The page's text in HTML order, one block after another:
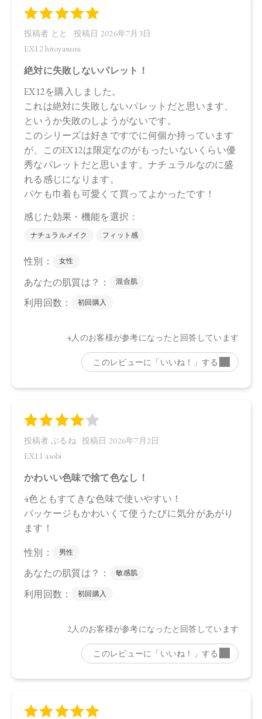
油、酢酸セルロース、ホウケイ酸（Ｃａ／Ａｌ）、ラウリン
酸亜鉛、ポリグリセリル－３ポリジメチルシロキシエチルジ
メチコン、ホウケイ酸（Ｃａ／Ｎａ）、シリカ、酸化スズ、
トコフェロール、アルガニアスピノサ核油、オプンチアフィ
ズマリー葉エキス、マイカ、酸化鉄、酸化チタン、水酸化Ａ
ｌ、合成フルオロフロゴパイト、グンジョウ、赤２２６
・EX12
タルク、トリエチルヘキサノイン、ホウケイ酸（Ｃａ／Ａ
ｌ）、ラウリン酸イソアミル、リンゴ酸ジイソステアリル、
イソステアリン酸水添ヒマシ油、酢酸セルロース、ラウリン
酸亜鉛、ポリグリセリル－３ポリジメチルシロキシエチルジ
メチコン、シリカ、酸化スズ、トコフェロール、アルガニア
スピノサ核油、オプンチアフィクスインジカ種子油、カニナ
酸化鉄、酸化チタン、水酸化Ａｌ、グンジョウ、合成フルオ
ロフロゴパイト、赤２２６
【原産国】
【メーカー品番】
・EX12 hitoyasumi…4571649071394
※店舗での取り扱いや詳しい在庫状況につきましては、各店
舗にお問い合わせください。
※発売日は予告なく変更する可能性がございます。予めご了
商品によっては、お届けまで１～２週間かかる場合がござい
ますので予めご了承ください。
合がございます。
●パッケージのリニューアル等の理由により、成分・処方が記
●予告なくパッケージ仕様が変更になる場合がございます。